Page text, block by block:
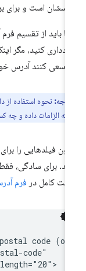
است و برای
باید از تقسیم فرم
کنید، مگر اینکه
سعی کنند آدرس خود را
نحوه استفاده از
الزامات داده و چه کسی
فیلدهایی را برایکد
برای سادگی، فقط
کامل در فرم آدرس
postal code
code"